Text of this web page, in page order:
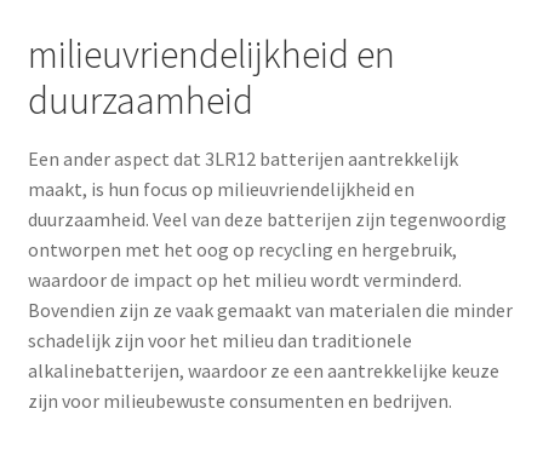
milieuvriendelijkheid en
duurzaamheid
Een ander aspect dat 3LR12 batterijen aantrekkelijk
maakt, is hun focus op milieuvriendelijkheid en
duurzaamheid. Veel van deze batterijen zijn tegenwoordig
ontworpen met het oog op recycling en hergebruik,
waardoor de impact op het milieu wordt verminderd.
Bovendien zijn ze vaak gemaakt van materialen die minder
schadelijk zijn voor het milieu dan traditionele
alkalinebatterijen, waardoor ze een aantrekkelijke keuze
zijn voor milieubewuste consumenten en bedrijven.